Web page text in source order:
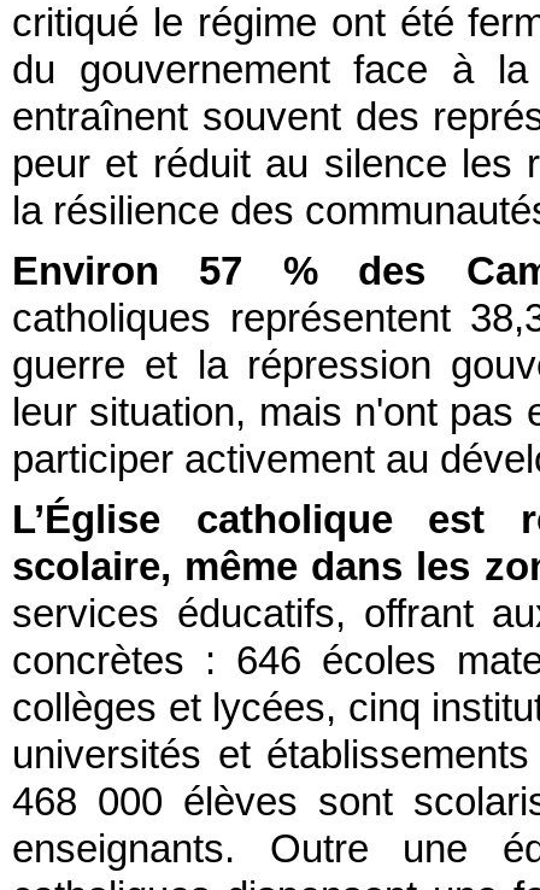
critiqué le régime ont été
du gouvernement face à
entraînent souvent des
peur et réduit au silence les
la résilience des
Environ 57 % des
catholiques représentent
guerre et la répression
leur situation, mais n'ont
participer activement au
L’Église catholique est
scolaire, même dans les
services éducatifs, offrant
concrètes : 646 écoles
collèges et lycées, cinq
universités et
468 000 élèves sont
enseignants. Outre une